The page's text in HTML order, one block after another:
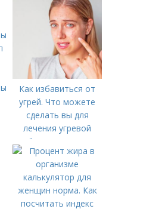
Как избавиться от
угрей. Что можете
сделать вы для
лечения угревой
болезни (акне)